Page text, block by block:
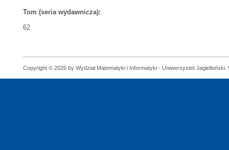
Tom (seria wydawnicza):
62
Copyright © 2026 by Wydział Matematyki i Informatyki - Uniwersystet